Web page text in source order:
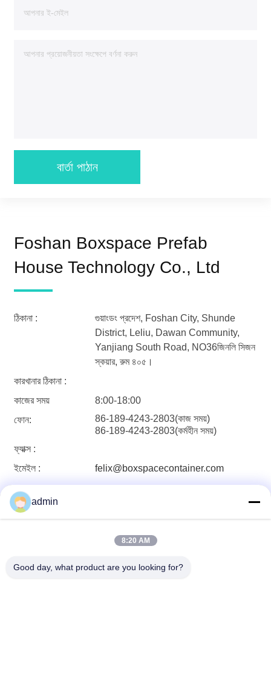
বার্তা পাঠান
Foshan Boxspace Prefab
House Technology Co., Ltd
ঠিকানা :
গুয়াংডং প্রদেশ, Foshan City, Shunde
District, Leliu, Dawan Community,
Yanjiang South Road, NO36জিনলি সিজন
স্কয়ার, রুম ৪০৫।
কারখানার ঠিকানা :
কাজের সময়
8:00-18:00
ফোন:
86-189-4243-2803(কাজ সময়)
86-189-4243-2803(কর্মহীন সময়)
ফ্যাক্স :
ইমেইল :
felix@boxspacecontainer.com
Foshan Boxspace Prefab House
admin
8:20 AM
Good day, what product are you looking for?